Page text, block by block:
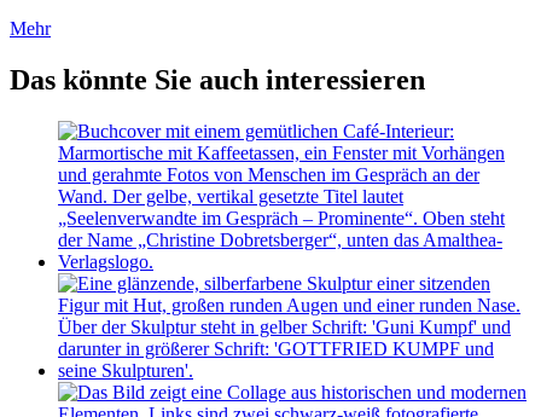
Mehr
Das könnte Sie auch interessieren